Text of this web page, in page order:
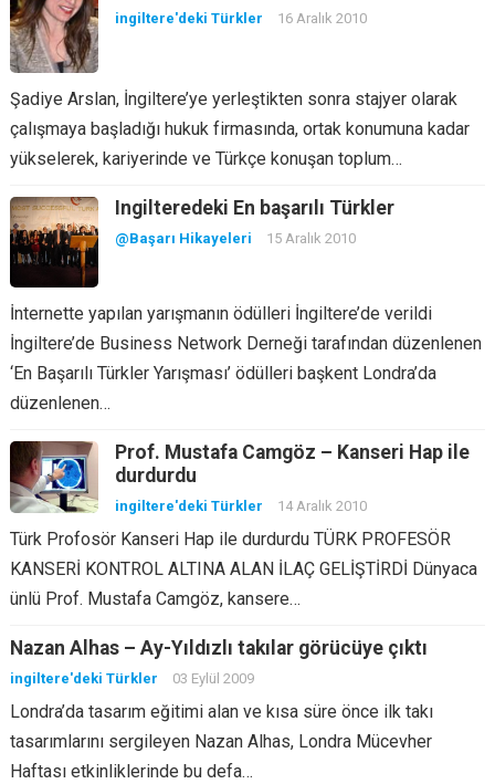
ingiltere'deki Türkler 16 Aralık 2010
Şadiye Arslan, İngiltere’ye yerleştikten sonra stajyer olarak
çalışmaya başladığı hukuk firmasında, ortak konumuna kadar
yükselerek, kariyerinde ve Türkçe konuşan toplum…
Ingilteredeki En başarılı Türkler
@Başarı Hikayeleri 15 Aralık 2010
İnternette yapılan yarışmanın ödülleri İngiltere’de verildi
İngiltere’de Business Network Derneği tarafından düzenlenen
‘En Başarılı Türkler Yarışması’ ödülleri başkent Londra’da
düzenlenen…
Prof. Mustafa Camgöz – Kanseri Hap ile
durdurdu
ingiltere'deki Türkler 14 Aralık 2010
Türk Profosör Kanseri Hap ile durdurdu TÜRK PROFESÖR
KANSERİ KONTROL ALTINA ALAN İLAÇ GELİŞTİRDİ Dünyaca
ünlü Prof. Mustafa Camgöz, kansere…
Nazan Alhas – Ay-Yıldızlı takılar görücüye çıktı
ingiltere'deki Türkler 03 Eylül 2009
Londra’da tasarım eğitimi alan ve kısa süre önce ilk takı
tasarımlarını sergileyen Nazan Alhas, Londra Mücevher
Haftası etkinliklerinde bu defa…